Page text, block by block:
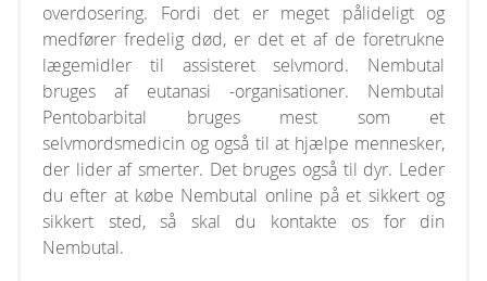
overdosering. Fordi det er meget pålideligt og
medfører fredelig død, er det et af de foretrukne
lægemidler til assisteret selvmord. Nembutal
bruges af eutanasi -organisationer. Nembutal
Pentobarbital bruges mest som et
selvmordsmedicin og også til at hjælpe mennesker,
der lider af smerter. Det bruges også til dyr. Leder
du efter at købe Nembutal online på et sikkert og
sikkert sted, så skal du kontakte os for din
Nembutal.